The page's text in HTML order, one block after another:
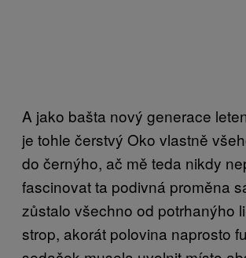
A jako bašta nový generace
je tohle čerstvý Oko vlastně
do černýho, ač mě teda nikdy
fascinovat ta podivná proměna
zůstalo všechno od potrhanýho
strop, akorát polovina naprosto